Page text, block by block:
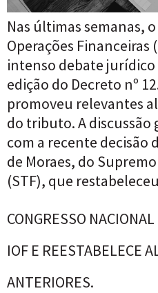
Nas últimas semanas,
Operações Financeiras
intenso debate jurídico
edição do Decreto nº
promoveu relevantes
do tributo. A
com a recente decisão
de Moraes, do
(STF), que
CONGRESSO
IOF E REESTABELECE
ANTERIORES.